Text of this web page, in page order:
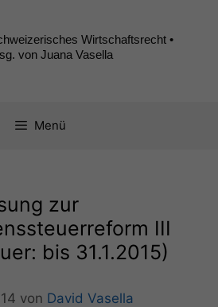
Wirtschaftsrecht •
von Juana Vasella
Menü
zur
III
bis 31.1.2015)
von David Vasella